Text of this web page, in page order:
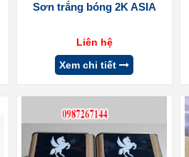
Sơn trắng bóng 2K ASIA
Liên hệ
Xem chi tiết